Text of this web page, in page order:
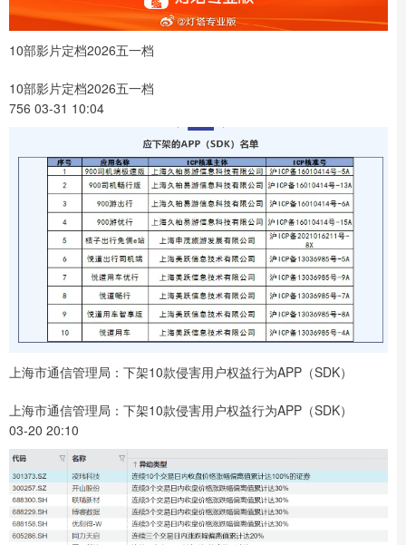
10部影片定档2026五一档
10部影片定档2026五一档
756 03-31 10:04
上海市通信管理局：下架10款侵害用户权益行为APP（SDK）
上海市通信管理局：下架10款侵害用户权益行为APP（SDK）
03-20 20:10